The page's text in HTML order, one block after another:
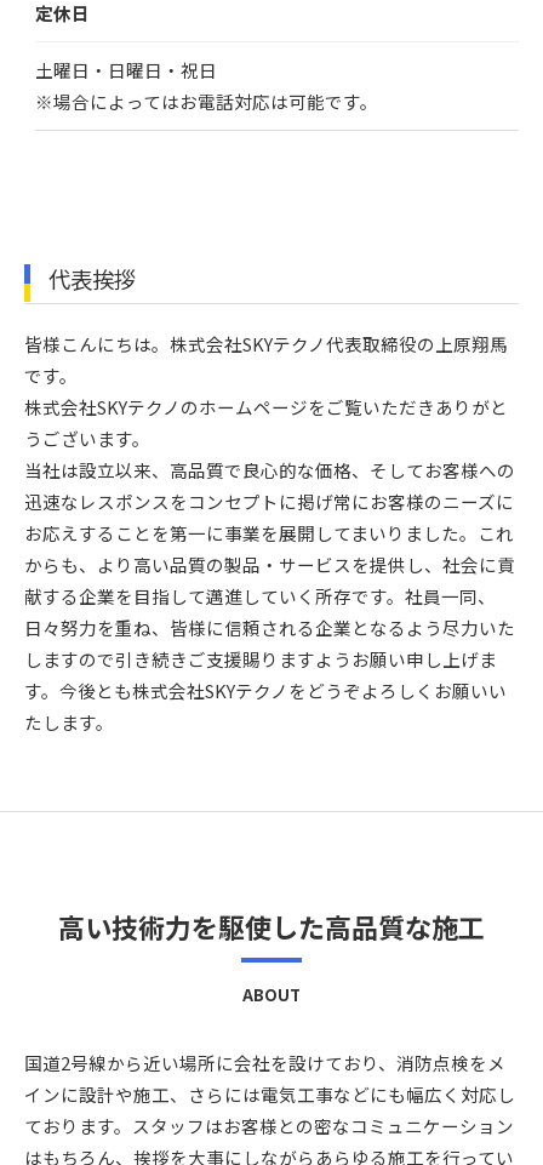
定休日
土曜日・日曜日・祝日
※場合によってはお電話対応は可能です。
代表挨拶
皆様こんにちは。株式会社SKYテクノ代表取締役の上原翔馬
です。
株式会社SKYテクノのホームページをご覧いただきありがと
うございます。
当社は設立以来、高品質で良心的な価格、そしてお客様への
迅速なレスポンスをコンセプトに掲げ常にお客様のニーズに
お応えすることを第一に事業を展開してまいりました。これ
からも、より高い品質の製品・サービスを提供し、社会に貢
献する企業を目指して邁進していく所存です。社員一同、
日々努力を重ね、皆様に信頼される企業となるよう尽力いた
しますので引き続きご支援賜りますようお願い申し上げま
す。今後とも株式会社SKYテクノをどうぞよろしくお願いい
たします。
高い技術力を駆使した高品質な施工
ABOUT
国道2号線から近い場所に会社を設けており、消防点検をメ
インに設計や施工、さらには電気工事などにも幅広く対応し
ております。スタッフはお客様との密なコミュニケーション
はもちろん、挨拶を大事にしながらあらゆる施工を行ってい